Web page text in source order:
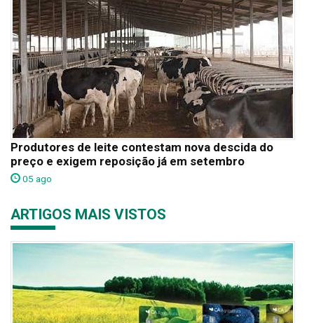
Produtores de leite contestam nova descida do
preço e exigem reposição já em setembro
05 ago
ARTIGOS MAIS VISTOS